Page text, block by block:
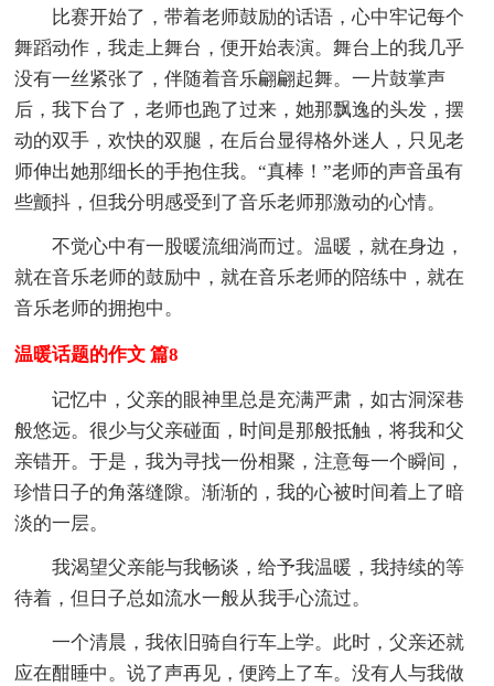
比赛开始了，带着老师鼓励的话语，心中牢记每个
舞蹈动作，我走上舞台，便开始表演。舞台上的我几乎
没有一丝紧张了，伴随着音乐翩翩起舞。一片鼓掌声
后，我下台了，老师也跑了过来，她那飘逸的头发，摆
动的双手，欢快的双腿，在后台显得格外迷人，只见老
师伸出她那细长的手抱住我。“真棒！”老师的声音虽有
些颤抖，但我分明感受到了音乐老师那激动的心情。
不觉心中有一股暖流细淌而过。温暖，就在身边，
就在音乐老师的鼓励中，就在音乐老师的陪练中，就在
音乐老师的拥抱中。
温暖话题的作文 篇8
记忆中，父亲的眼神里总是充满严肃，如古洞深巷
般悠远。很少与父亲碰面，时间是那般抵触，将我和父
亲错开。于是，我为寻找一份相聚，注意每一个瞬间，
珍惜日子的角落缝隙。渐渐的，我的心被时间着上了暗
淡的一层。
我渴望父亲能与我畅谈，给予我温暖，我持续的等
待着，但日子总如流水一般从我手心流过。
一个清晨，我依旧骑自行车上学。此时，父亲还就
应在酣睡中。说了声再见，便跨上了车。没有人与我做